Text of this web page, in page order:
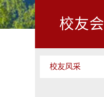
校友会
校友风采